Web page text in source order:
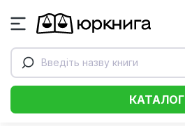
Введіть назву книги
КАТАЛОГ